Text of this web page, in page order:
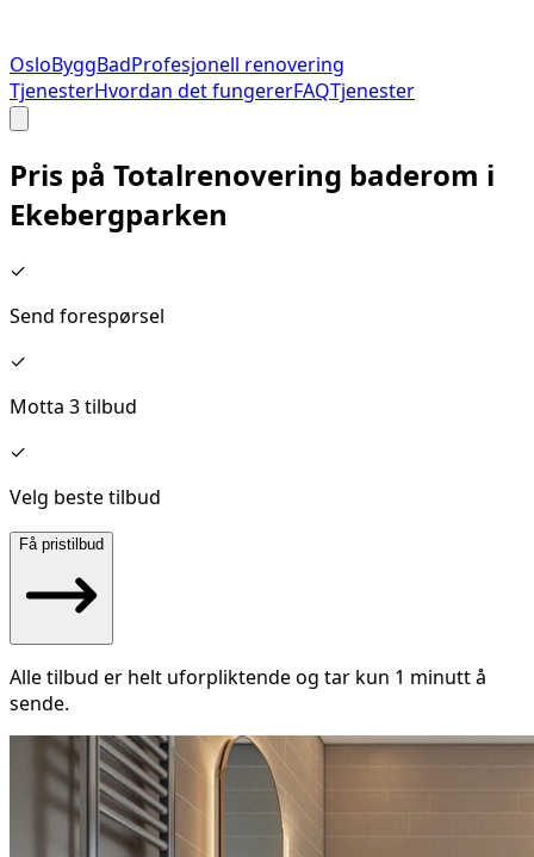
OsloByggBadProfesjonell renovering
TjenesterHvordan det fungererFAQTjenester
Pris på Totalrenovering baderom i
Ekebergparken
✓
Send forespørsel
✓
Motta 3 tilbud
✓
Velg beste tilbud
Få pristilbud
Alle tilbud er helt uforpliktende og tar kun 1 minutt å
sende.